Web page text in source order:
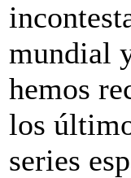
mundial
hemos
los
series